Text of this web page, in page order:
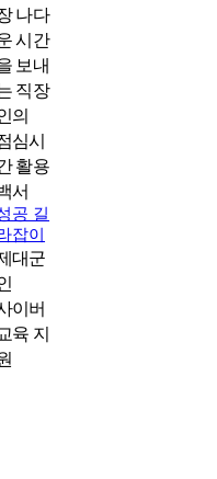
나다
시간
보내
직장
의
심시
활용
서
공 길
잡이
대군
이버
육 지